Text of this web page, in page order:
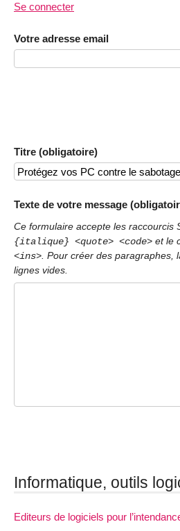
Se connecter
Votre adresse email
Titre (obligatoire)
Texte de votre message
Ce formulaire accepte les raccourcis
{italique} <quote> <code> et le
<ins>. Pour créer des paragraphes,
lignes vides.
Informatique, outils
Editeurs de logiciels pour